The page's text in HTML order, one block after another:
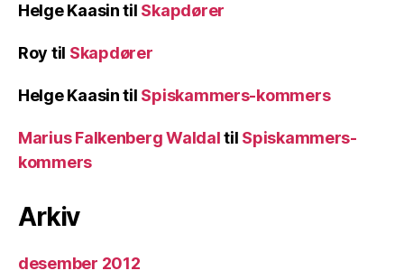
Helge Kaasintil Skapdører
Roy til Skapdører
Helge Kaasintil Spiskammers-kommers
Marius Falkenberg Waldaltil Spiskammers-
kommers
Arkiv
desember 2012